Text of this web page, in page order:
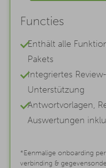
Functies
Enthält alle
Pakets
Integriertes
Unterstützung
Antwortvorlagen,
Auswertungen
*Eenmalige onboarding
verbinding &